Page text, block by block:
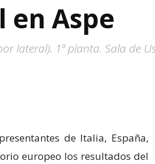
Aspe
lateral). 1ª planta. Sala de
de Italia, España,
europeo los resultados del